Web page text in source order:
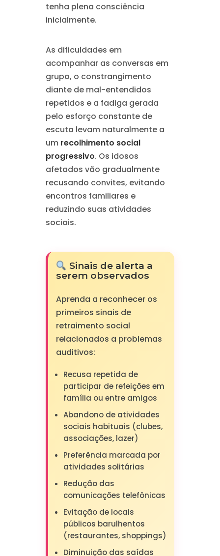
tenha plena consciência
inicialmente.
As dificuldades em
acompanhar as conversas em
grupo, o constrangimento
diante de mal-entendidos
repetidos e a fadiga gerada
pelo esforço constante de
escuta levam naturalmente a
um recolhimento social
progressivo. Os idosos
afetados vão gradualmente
recusando convites, evitando
encontros familiares e
reduzindo suas atividades
sociais.
Sinais de alerta a
serem observados
Aprenda a reconhecer os
primeiros sinais de
retraimento social
relacionados a problemas
auditivos:
Recusa repetida de
participar de refeições em
família ou entre amigos
Abandono de atividades
sociais habituais (clubes,
associações, lazer)
Preferência marcada por
atividades solitárias
Redução das
comunicações telefônicas
Evitação de locais
públicos barulhentos
(restaurantes, shoppings)
Diminuição das saídas